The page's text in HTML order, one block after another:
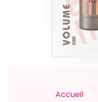
Accueil